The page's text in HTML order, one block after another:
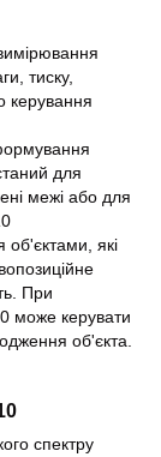
тиску,
керування
для
межі або для
об'єктами, які
При
може керувати
об'єкта.
спектру